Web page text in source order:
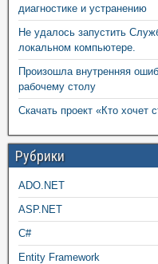
диагностике и устранению
Не удалось запустить
локальном компьютере.
Произошла внутренняя
рабочему столу
Скачать проект «Кто хочет
Рубрики
ADO.NET
ASP.NET
C#
Entity Framework